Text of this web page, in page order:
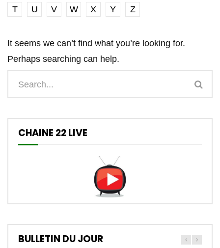
T
U V W X Y Z
It seems we can’t find what you’re looking for.
Perhaps searching can help.
CHAINE 22 LIVE
BULLETIN DU JOUR